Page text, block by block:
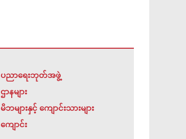
ပညာရေးဘုတ်အဖွဲ့
ဌာနများ
မိဘများနှင့် ကျောင်းသားများ
ကျောင်း